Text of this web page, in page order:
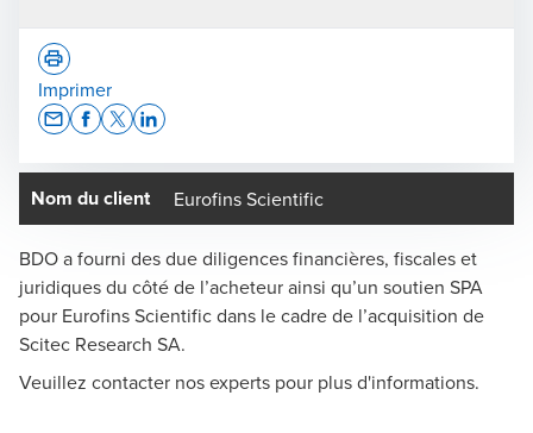
Nom du client Eurofins Scientific
BDO a fourni des due diligences financières, fiscales et
juridiques du côté de l’acheteur ainsi qu’un soutien SPA
pour Eurofins Scientific dans le cadre de l’acquisition de
Scitec Research SA.
Veuillez contacter nos experts pour plus d'informations.
Benjamin Haldimann
Responsable Transaction Services Suisse, Zurich -
Associé
Imprimer